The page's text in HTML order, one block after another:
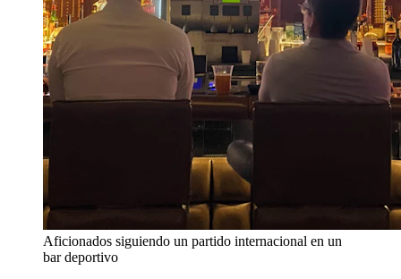
Aficionados siguiendo un partido internacional en un
bar deportivo